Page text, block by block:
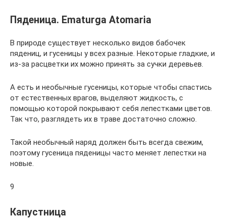
Пяденица. Ematurga Atomaria
В природе существует несколько видов бабочек
пядениц, и гусеницы у всех разные. Некоторые гладкие, и
из-за расцветки их можно принять за сучки деревьев.
А есть и необычные гусеницы, которые чтобы спастись
от естественных врагов, выделяют жидкость, с
помощью которой покрывают себя лепестками цветов.
Так что, разглядеть их в траве достаточно сложно.
Такой необычный наряд должен быть всегда свежим,
поэтому гусеница пяденицы часто меняет лепестки на
новые.
9
Капустница